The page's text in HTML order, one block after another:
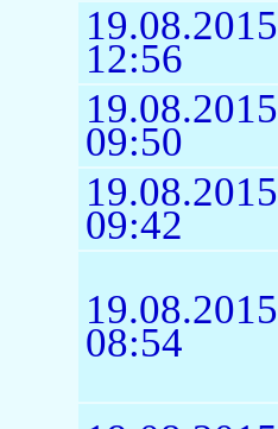
19.08.2015
12:56
19.08.2015
09:50
19.08.2015
09:42
19.08.2015
08:54